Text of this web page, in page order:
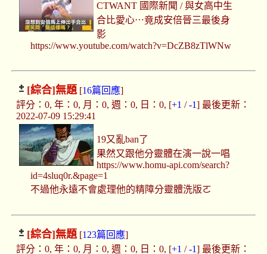
CTWANT 國際新聞 / 與女高中生
合比愛心⋯竟成安倍晉三最後身
影
https://www.youtube.com/watch?v=DcZB8zTlWNw
[綜合]無題[16篇回應]
評分：0, 年：0, 月：0, 週：0, 日：0, [+1 /-1] 最後更新：
2022-07-09 15:29:41
19又亂ban了
果然又跟他分靈體在演一說一唱
https://www.homu-api.com/search?
id=4sluq0r.&page=1
不過他永遠不會處理他的精障分靈體洗版ㄛ
[綜合]無題[123篇回應]
評分：0, 年：0, 月：0, 週：0, 日：0, [+1 /-1] 最後更新：